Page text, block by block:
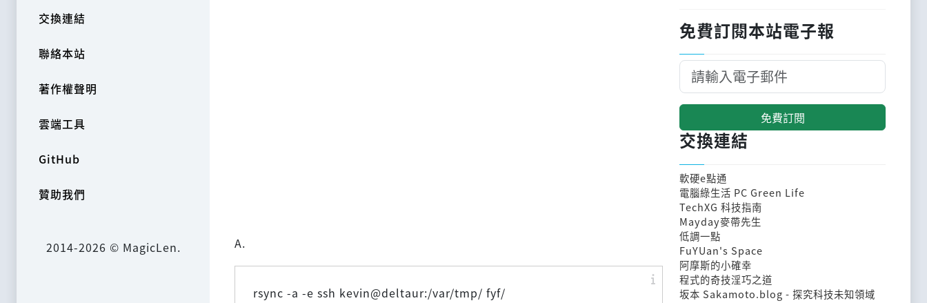
交換連結
聯絡本站
著作權聲明
雲端工具
GitHub
贊助我們
2014-2026 © MagicLen. A.
rsync -a -e ssh kevin@deltaur:/var/tmp/ fyf/
免費訂閱本站電子報
免費訂閱
交換連結
軟硬e點通
電腦綠生活 PC Green Life
TechXG 科技指南
Mayday麥帶先生
低調一點
FuYUan's Space
阿摩斯的小確幸
程式的奇技淫巧之道
坂本 Sakamoto.blog - 探究科技未知領域